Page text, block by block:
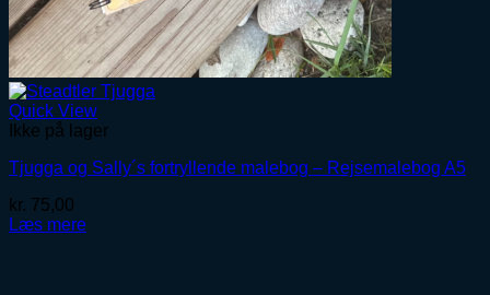
Quick View
Ikke på lager
Tjugga og Sally´s fortryllende malebog – Rejsemalebog A5
kr. 75,00
Læs mere